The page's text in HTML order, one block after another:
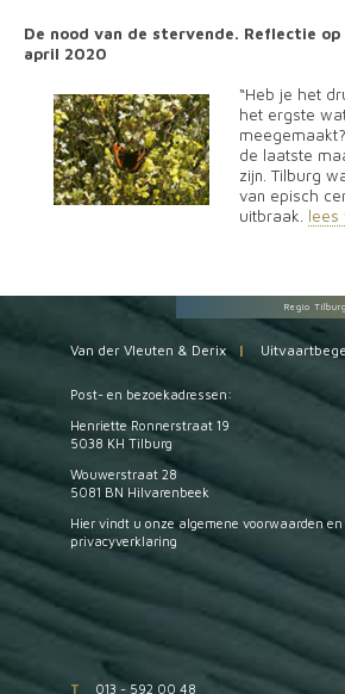
De nood van de stervende. Reflectie op
april 2020
“Heb je het
het ergste
de laatste
zijn. Tilburg
van episch
uitbraak. lees
Regio
Van der Vleuten & Derix |
Post- en bezoekadressen:
Henriette Ronnerstraat 19
5038 KH Tilburg
Wouwerstraat 28
5081 BN Hilvarenbeek
Hier vindt u onze algemene voorwaarden en
privacyverklaring
T 013 - 592 00 48